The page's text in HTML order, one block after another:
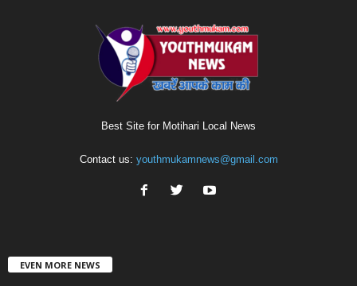
Best Site for Motihari Local News
Contact us: youthmukamnews@gmail.com
EVEN MORE NEWS